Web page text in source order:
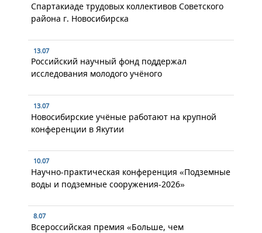
Спартакиаде трудовых коллективов Советского
района г. Новосибирска
13.07
Российский научный фонд поддержал
исследования молодого учёного
13.07
Новосибирские учёные работают на крупной
конференции в Якутии
10.07
Научно-практическая конференция «Подземные
воды и подземные сооружения-2026»
8.07
Всероссийская премия «Больше, чем